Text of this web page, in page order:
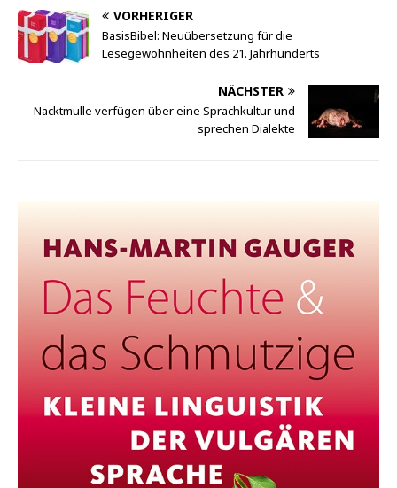
VORHERIGER
BasisBibel: Neuübersetzung für die
Lesegewohnheiten des 21. Jahrhunderts
NÄCHSTER
Nacktmulle verfügen über eine Sprachkultur und
sprechen Dialekte